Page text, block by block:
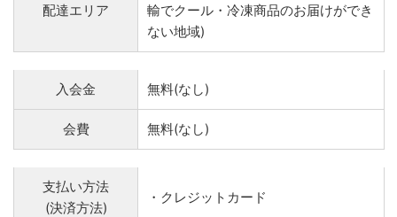
配達エリア
輸でクール・冷凍商品のお届けができ
ない地域)
入会金 無料(なし)
会費 無料(なし)
支払い方法
(決済方法)
・クレジットカード